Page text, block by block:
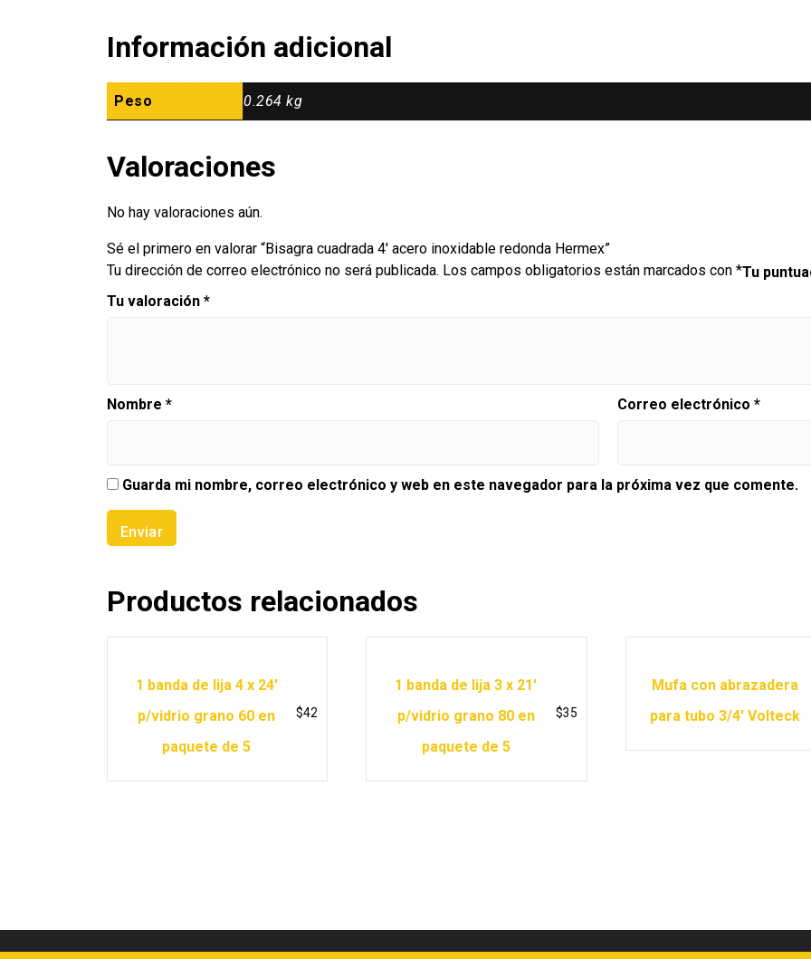
Información adicional
Peso 0.264 kg
Valoraciones
No hay valoraciones aún.
Sé el primero en valorar “Bisagra cuadrada 4′ acero inoxidable redonda Hermex”
Tu dirección de correo electrónico no será publicada. Los campos obligatorios están marcados con *Tu
Tu valoración *
Nombre * Correo electrónico *
Guarda mi nombre, correo electrónico y web en este navegador para la próxima vez que comente.
Productos relacionados
1 banda de lija 4 x 24′
p/vidrio grano 60 en
paquete de 5
$42
1 banda de lija 3 x 21′
p/vidrio grano 80 en
paquete de 5
$35
Mufa con abrazadera
para tubo 3/4′ Volteck